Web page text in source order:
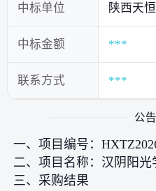
中标单位 陕西天
中标金额 ***
联系方式 ***
公
一、项目编号：
二、项目名称：汉阴阳
三、采购结果